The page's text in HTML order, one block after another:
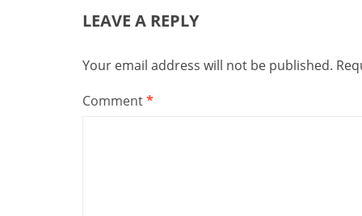
LEAVE A REPLY
Your email address will not be published.
Comment*